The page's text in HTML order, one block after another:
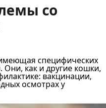
со
специфических
Они, как и другие кошки,
вакцинации,
осмотрах у